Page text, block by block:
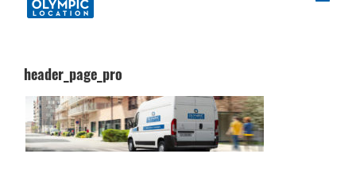
header_page_pro